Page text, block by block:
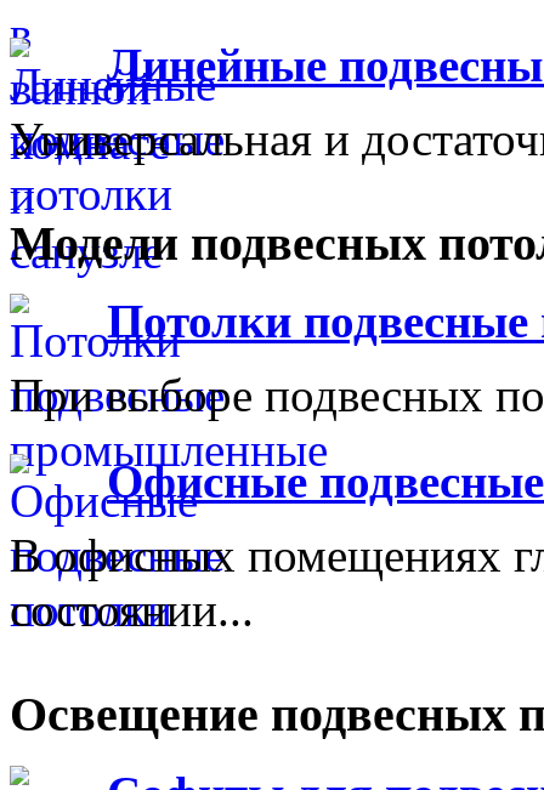
Линейные
Универсальная и
Модели подвесных
Потолки
При выборе подвесных
Офисные
В офисных помещениях
состоянии...
Освещение подвесных